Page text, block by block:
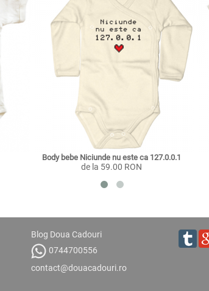
Body bebe Niciunde nu este ca 127.0.0.1
de la 59.00 RON
Blog Doua Cadouri
0744700556
contact@douacadouri.ro